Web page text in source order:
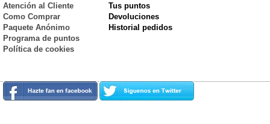
Atención al Cliente
Como Comprar
Paquete Anónimo
Programa de puntos
Política de cookies
Tus puntos
Devoluciones
Historial pedidos